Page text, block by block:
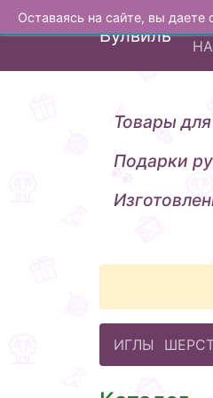
Оставаясь на сайте, вы
Вулвиль
О
Товары
Подарки
ИГЛЫ